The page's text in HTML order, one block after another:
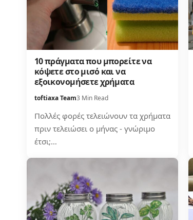
10 πράγματα που μπορείτε να
κόψετε στο μισό και να
εξοικονομήσετε χρήματα
toftiaxa Team3 Min Read
Πολλές φορές τελειώνουν τα χρήματα
πριν τελειώσει ο μήνας - γνώριμο
έτσι;…